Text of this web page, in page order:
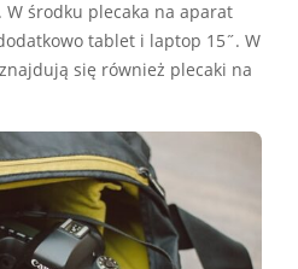
W środku plecaka na aparat
tablet i laptop 15˝. W
się również plecaki na